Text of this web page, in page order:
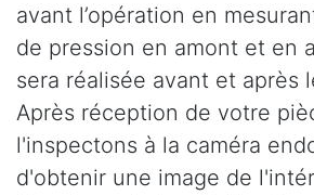
avant l’opération en
de pression en amont et en
sera réalisée avant et après
Après réception de votre
l'inspectons à la caméra
d'obtenir une image de